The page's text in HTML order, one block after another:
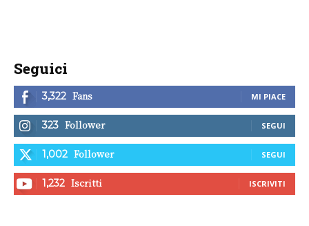
Seguici
3,322 Fans MI PIACE
323 Follower SEGUI
1,002 Follower SEGUI
1,232 Iscritti ISCRIVITI